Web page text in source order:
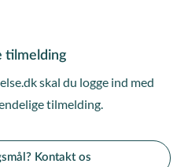
tilmelding
skal du logge ind med
tilmelding.
Kontakt os